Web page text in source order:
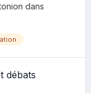
dans
débats